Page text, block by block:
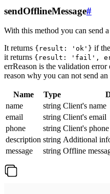
sendOfflineMessage#
With this method you can send
It returns {result: 'ok'} if
it returns {result: 'fail',
errReason is the validation error
reason why you can not send
Name Type
name
string Client's name
email
string Client's email
phone
string Client's
description string Additional
message
string Offline